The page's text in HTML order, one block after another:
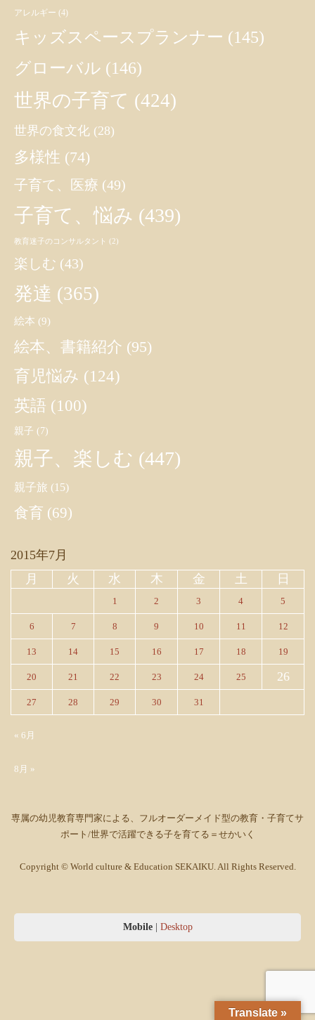
アレルギー (4)
キッズスペースプランナー (145)
グローバル (146)
世界の子育て (424)
世界の食文化 (28)
多様性 (74)
子育て、医療 (49)
子育て、悩み (439)
教育迷子のコンサルタント (2)
楽しむ (43)
発達 (365)
絵本 (9)
絵本、書籍紹介 (95)
育児悩み (124)
英語 (100)
親子 (7)
親子、楽しむ (447)
親子旅 (15)
食育 (69)
2015年7月
月
火 水 木 金 土 日
1 2 3 4 5
6 7 8 9 10 11 12
13 14 15 16 17 18 19
20 21 22 23 24 25 26
27 28 29 30 31
« 6月
8月 »
専属の幼児教育専門家による、フルオーダーメイド型の教育・子育てサ
ポート/世界で活躍できる子を育てる＝せかいく
Copyright © World culture & Education SEKAIKU. All Rights Reserved.
Translate »
Mobile| Desktop